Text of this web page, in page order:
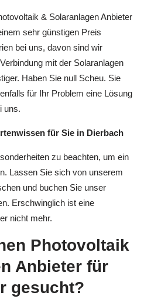
& Solaranlagen Anbieter
sehr günstigen Preis
bei uns, davon sind wir
mit der Solaranlagen
Haben Sie null Scheu. Sie
für Ihr Problem eine Lösung
uns.
für Sie in Dierbach
zu beachten, um ein
Lassen Sie sich von unserem
und buchen Sie unser
Erschwinglich ist eine
nicht mehr.
Photovoltaik
Anbieter für
gesucht?